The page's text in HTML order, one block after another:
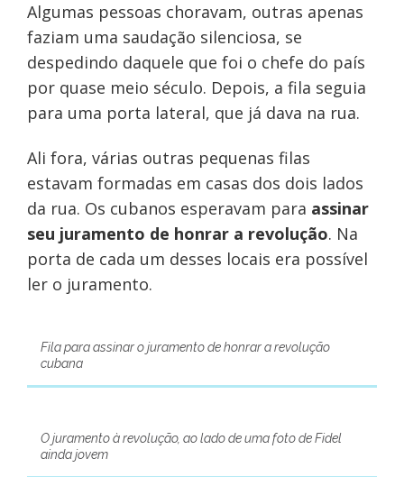
Algumas pessoas choravam, outras apenas
faziam uma saudação silenciosa, se
despedindo daquele que foi o chefe do país
por quase meio século. Depois, a fila seguia
para uma porta lateral, que já dava na rua.
Ali fora, várias outras pequenas filas
estavam formadas em casas dos dois lados
da rua. Os cubanos esperavam para assinar
seu juramento de honrar a revolução. Na
porta de cada um desses locais era possível
ler o juramento.
Fila para assinar o juramento de honrar a revolução
cubana
O juramento à revolução, ao lado de uma foto de Fidel
ainda jovem